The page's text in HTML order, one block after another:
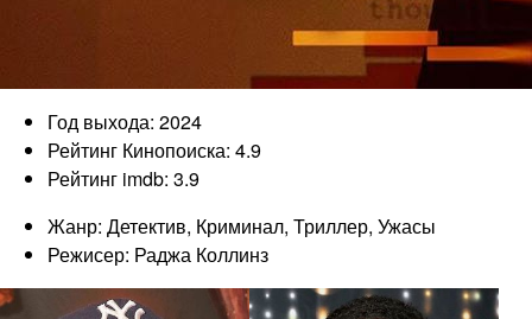
Год выхода: 2024
Рейтинг Кинопоиска: 4.9
Рейтинг imdb: 3.9
Жанр: Детектив, Криминал, Триллер, Ужасы
Режисер: Раджа Коллинз